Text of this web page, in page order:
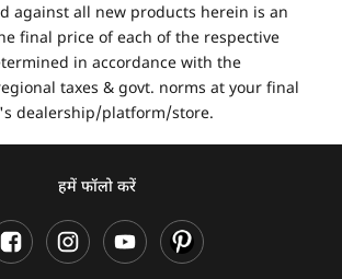
against all new products herein is an
final price of each of the respective
in accordance with the
taxes & govt. norms at your final
dealership/platform/store.
हमें फॉलो करें